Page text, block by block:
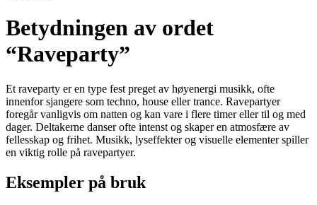
Betydningen av ordet
“Raveparty”
Et raveparty er en type fest preget av høyenergi musikk, ofte
innenfor sjangere som techno, house eller trance. Ravepartyer
foregår vanligvis om natten og kan vare i flere timer eller til og med
dager. Deltakerne danser ofte intenst og skaper en atmosfære av
fellesskap og frihet. Musikk, lyseffekter og visuelle elementer spiller
en viktig rolle på ravepartyer.
Eksempler på bruk